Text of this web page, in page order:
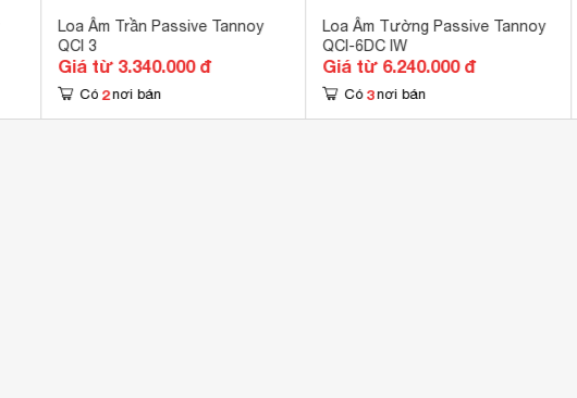
Loa Âm Trần Passive Tannoy
QCI 3
Giá từ 3.340.000 đ
Có 2 nơi bán
Loa Âm Tường Passive Tannoy
QCI-6DC IW
Giá từ 6.240.000 đ
Có 3 nơi bán